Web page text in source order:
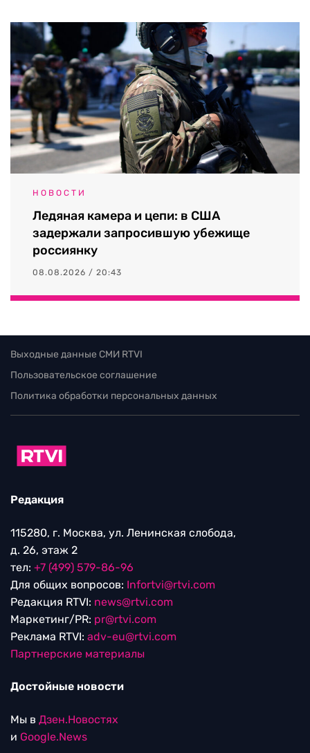
НОВОСТИ
Ледяная камера и цепи: в США
задержали запросившую убежище
россиянку
08.08.2026 / 20:43
Выходные данные СМИ RTVI
Пользовательское соглашение
Политика обработки персональных данных
Редакция
115280, г. Москва, ул. Ленинская слобода,
д. 26, этаж 2
тел: +7 (499) 579-86-96
Для общих вопросов: Infortvi@rtvi.com
Редакция RTVI: news@rtvi.com
Маркетинг/PR: pr@rtvi.com
Реклама RTVI: adv-eu@rtvi.com
Партнерские материалы
Достойные новости
Мы в Дзен.Новостях
и Google.News